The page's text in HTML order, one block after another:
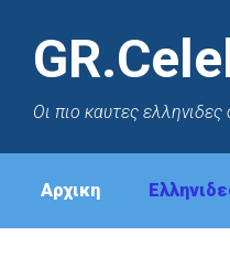
Oι πιο καυτες ελληνιδες
Αρχικη